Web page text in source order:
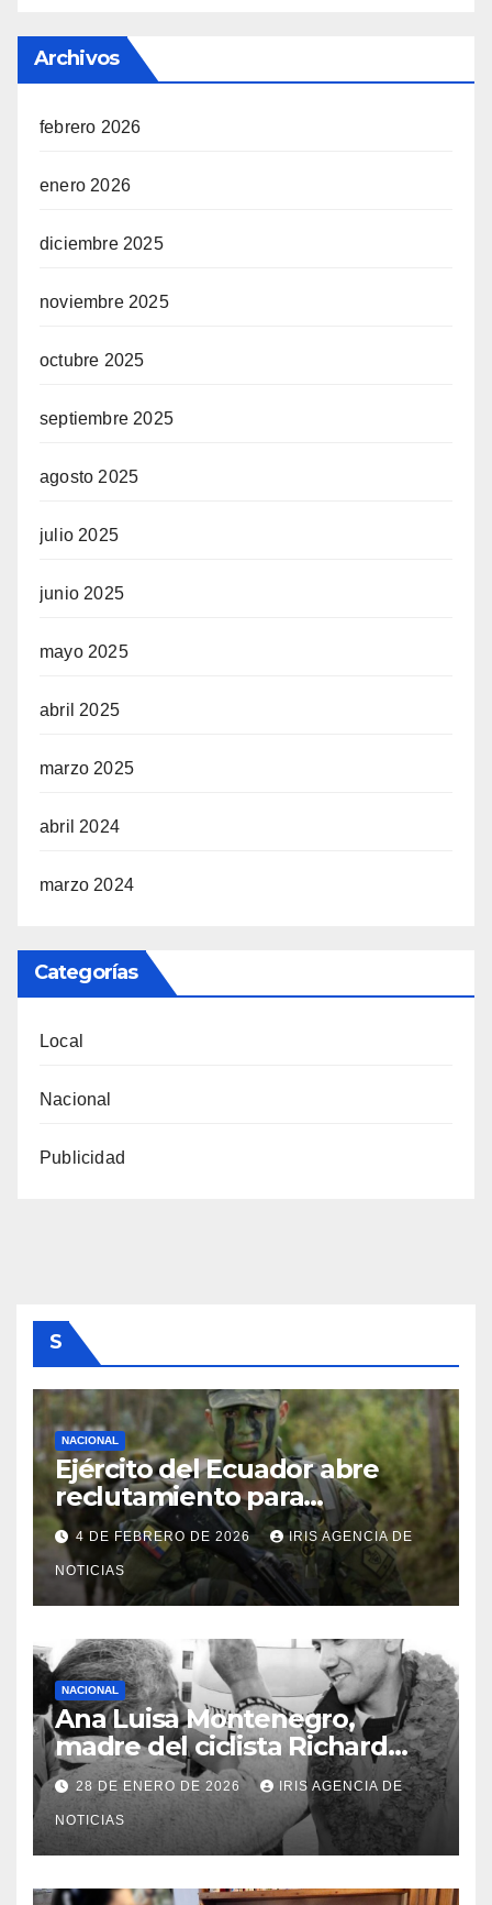
Archivos
febrero 2026
enero 2026
diciembre 2025
noviembre 2025
octubre 2025
septiembre 2025
agosto 2025
julio 2025
junio 2025
mayo 2025
abril 2025
marzo 2025
abril 2024
marzo 2024
Categorías
Local
Nacional
Publicidad
S
NACIONAL
Ejército del Ecuador abre
reclutamiento para
bachilleres a partir de este
viernes 6 de febrero
4 DE FEBRERO DE 2026 IRIS AGENCIA DE
NOTICIAS
NACIONAL
Ana Luisa Montenegro,
madre del ciclista Richard
Carapaz falleció en Tulcán, a
los 73 años
28 DE ENERO DE 2026 IRIS AGENCIA DE
NOTICIAS